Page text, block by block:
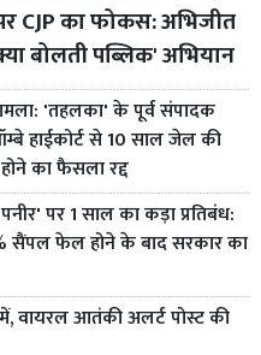
CJP का फोकस: अभिजीत
बोलती पब्लिक' अभियान
'तहलका' के पूर्व संपादक
हाईकोर्ट से 10 साल जेल की
का फैसला रद्द
पनीर' पर 1 साल का कड़ा प्रतिबंध:
सैंपल फेल होने के बाद सरकार का
वायरल आतंकी अलर्ट पोस्ट की